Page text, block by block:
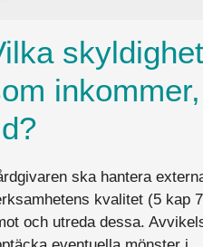
ska hantera
kvalitet (5 kap
och utreda dessa.